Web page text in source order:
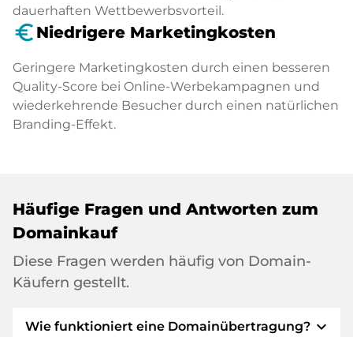
dauerhaften Wettbewerbsvorteil.
euro_symbol Niedrigere Marketingkosten
Geringere Marketingkosten durch einen besseren
Quality-Score bei Online-Werbekampagnen und
wiederkehrende Besucher durch einen natürlichen
Branding-Effekt.
Häufige Fragen und Antworten zum
Domainkauf
Diese Fragen werden häufig von Domain-
Käufern gestellt.
Wie funktioniert eine Domainübertragung? expand_more